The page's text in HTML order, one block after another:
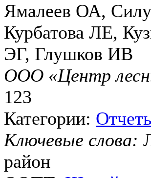
Ямалеев ОА,
Курбатова ЛЕ,
ЭГ, Глушков ИВ
ООО «Центр
123
Категории:
Ключевые слова:
район